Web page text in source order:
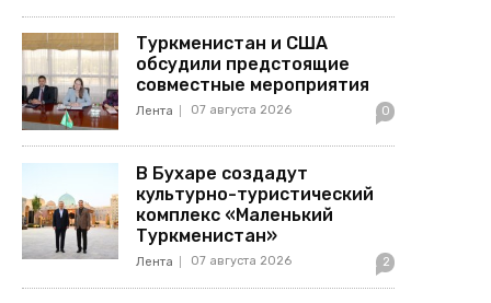
Туркменистан и США
обсудили предстоящие
совместные мероприятия
Лента 07 августа 2026 0
В Бухаре создадут
культурно-туристический
комплекс «Маленький
Туркменистан»
Лента 07 августа 2026 2